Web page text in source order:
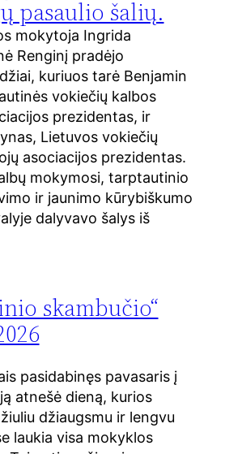
pasaulio šalių.
mokytoja Ingrida
Renginį pradėjo
kuriuos tarė Benjamin
vokiečių kalbos
prezidentas, ir
Lietuvos vokiečių
asociacijos prezidentas.
mokymosi, tarptautinio
ir jaunimo kūrybiškumo
dalyvavo šalys iš
skambučio“
pasidabinęs pavasaris į
atnešė dieną, kurios
džiaugsmu ir lengvu
laukia visa mokyklos